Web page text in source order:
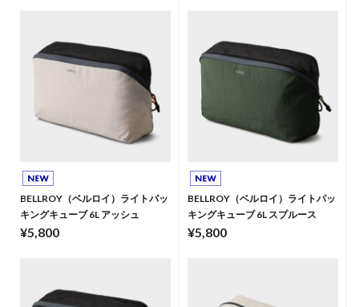
BELLROY（ベルロイ）ライトパッ
キングキューブ 6L アッシュ
¥5,800
BELLROY（ベルロイ）ライトパッ
キングキューブ 6L スプルース
¥5,800